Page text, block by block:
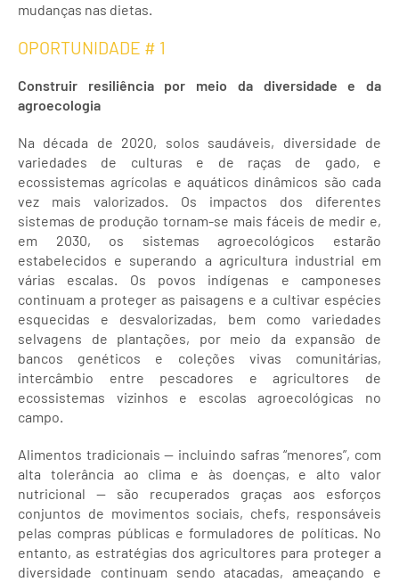
mudanças nas dietas.
OPORTUNIDADE # 1
Construir resiliência por meio da diversidade e da
agroecologia
Na década de 2020, solos saudáveis, diversidade de
variedades de culturas e de raças de gado, e
ecossistemas agrícolas e aquáticos dinâmicos são cada
vez mais valorizados. Os impactos dos diferentes
sistemas de produção tornam-se mais fáceis de medir e,
em 2030, os sistemas agroecológicos estarão
estabelecidos e superando a agricultura industrial em
várias escalas. Os povos indígenas e camponeses
continuam a proteger as paisagens e a cultivar espécies
esquecidas e desvalorizadas, bem como variedades
selvagens de plantações, por meio da expansão de
bancos genéticos e coleções vivas comunitárias,
intercâmbio entre pescadores e agricultores de
ecossistemas vizinhos e escolas agroecológicas no
campo.
Alimentos tradicionais — incluindo safras “menores”, com
alta tolerância ao clima e às doenças, e alto valor
nutricional — são recuperados graças aos esforços
conjuntos de movimentos sociais, chefs, responsáveis
pelas compras públicas e formuladores de políticas. No
entanto, as estratégias dos agricultores para proteger a
diversidade continuam sendo atacadas, ameaçando e